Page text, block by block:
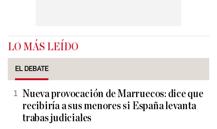
LO MÁS LEÍDO
EL DEBATE
Nueva provocación de Marruecos: dice que
recibiría a sus menores si España levanta
trabas judiciales